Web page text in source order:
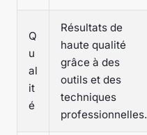
Q
u
al
it
é
Résultats de
haute qualité
grâce à des
outils et des
techniques
professionnelles.